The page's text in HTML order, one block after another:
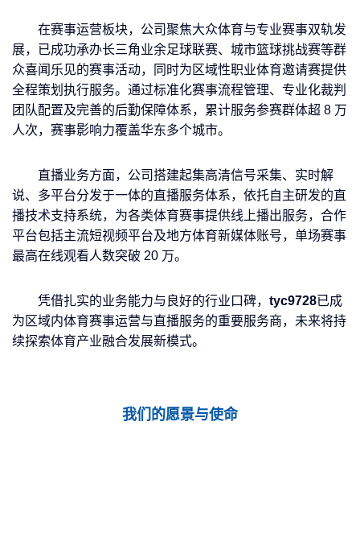
在赛事运营板块，公司聚焦大众体育与专业赛事双轨发
展，已成功承办长三角业余足球联赛、城市篮球挑战赛等群
众喜闻乐见的赛事活动，同时为区域性职业体育邀请赛提供
全程策划执行服务。通过标准化赛事流程管理、专业化裁判
团队配置及完善的后勤保障体系，累计服务参赛群体超 8 万
人次，赛事影响力覆盖华东多个城市。
直播业务方面，公司搭建起集高清信号采集、实时解
说、多平台分发于一体的直播服务体系，依托自主研发的直
播技术支持系统，为各类体育赛事提供线上播出服务，合作
平台包括主流短视频平台及地方体育新媒体账号，单场赛事
最高在线观看人数突破 20 万。
凭借扎实的业务能力与良好的行业口碑， tyc9728已成
为区域内体育赛事运营与直播服务的重要服务商，未来将持
续探索体育产业融合发展新模式。
我们的愿景与使命